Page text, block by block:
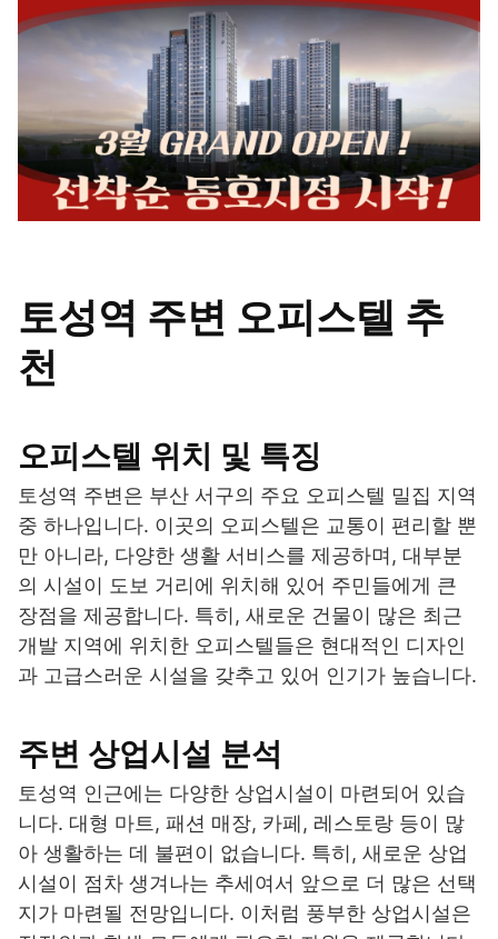
토성역 주변 오피스텔 추
천
오피스텔 위치 및 특징
토성역 주변은 부산 서구의 주요 오피스텔 밀집 지역
중 하나입니다. 이곳의 오피스텔은 교통이 편리할 뿐
만 아니라, 다양한 생활 서비스를 제공하며, 대부분
의 시설이 도보 거리에 위치해 있어 주민들에게 큰
장점을 제공합니다. 특히, 새로운 건물이 많은 최근
개발 지역에 위치한 오피스텔들은 현대적인 디자인
과 고급스러운 시설을 갖추고 있어 인기가 높습니다.
주변 상업시설 분석
토성역 인근에는 다양한 상업시설이 마련되어 있습
니다. 대형 마트, 패션 매장, 카페, 레스토랑 등이 많
아 생활하는 데 불편이 없습니다. 특히, 새로운 상업
시설이 점차 생겨나는 추세여서 앞으로 더 많은 선택
지가 마련될 전망입니다. 이처럼 풍부한 상업시설은